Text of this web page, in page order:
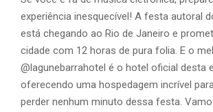
experiência inesquecível! A festa autoral
está chegando ao Rio de Janeiro e
cidade com 12 horas de pura folia. E o
@lagunebarrahotel é o hotel oficial desta
oferecendo uma hospedagem incrível
perder nenhum minuto dessa festa.